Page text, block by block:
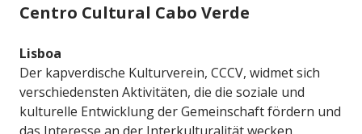
Centro Cultural Cabo Verde
Lisboa
Der kapverdische Kulturverein, CCCV, widmet sich
verschiedensten Aktivitäten, die die soziale und
kulturelle Entwicklung der Gemeinschaft fördern und
das Interesse an der Interkulturalität wecken.